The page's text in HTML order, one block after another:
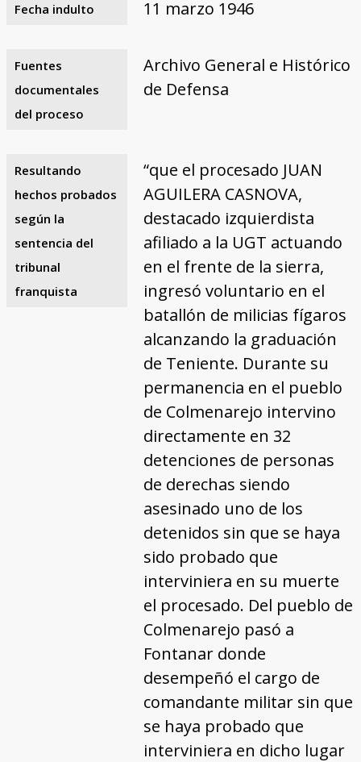
Fecha indulto 11 marzo 1946
Fuentes
documentales
del proceso
Archivo General e Histórico
de Defensa
Resultando
hechos probados
según la
sentencia del
tribunal
franquista
“que el procesado JUAN
AGUILERA CASNOVA,
destacado izquierdista
afiliado a la UGT actuando
en el frente de la sierra,
ingresó voluntario en el
batallón de milicias fígaros
alcanzando la graduación
de Teniente. Durante su
permanencia en el pueblo
de Colmenarejo intervino
directamente en 32
detenciones de personas
de derechas siendo
asesinado uno de los
detenidos sin que se haya
sido probado que
interviniera en su muerte
el procesado. Del pueblo de
Colmenarejo pasó a
Fontanar donde
desempeñó el cargo de
comandante militar sin que
se haya probado que
interviniera en dicho lugar